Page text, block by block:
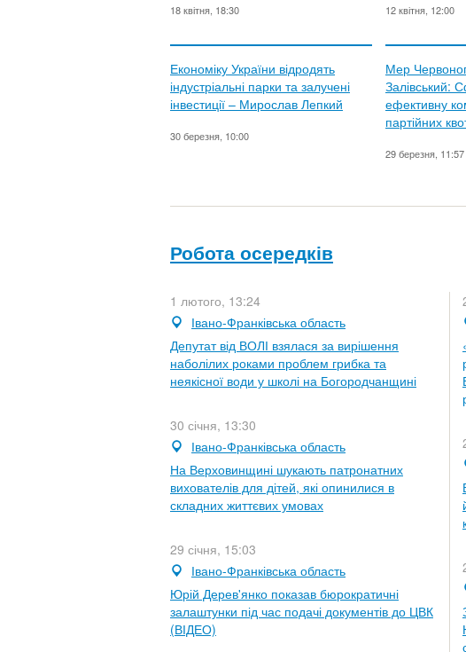
18 квітня, 18:30 12 квітня, 12:00
Економіку України відродять
індустріальні парки та залучені
інвестиції – Мирослав Лепкий
30 березня, 10:00
Мер
Залівський:
ефективну
партійних
29 березня, 11:57
Робота осередків
1 лютого, 13:24
Івано-Франківська область
Депутат від ВОЛІ взялася за вирішення
наболілих роками проблем грибка та
неякісної води у школі на Богородчанщині
30 січня, 13:30
Івано-Франківська область
На Верховинщині шукають патронатних
вихователів для дітей, які опинилися в
складних життєвих умовах
29 січня, 15:03
Івано-Франківська область
Юрій Дерев'янко показав бюрократичні
залаштунки під час подачі документів до ЦВК
(ВІДЕО)